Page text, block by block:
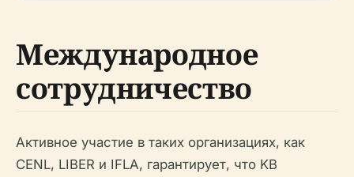
Международное
сотрудничество
Активное участие в таких организациях, как
CENL, LIBER и IFLA, гарантирует, что KB